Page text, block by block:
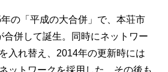
の「平成の大合併」で、本荘市
合併して誕生。同時にネットワー
入れ替え、2014年の更新時には
ットワークを採用した。その後も